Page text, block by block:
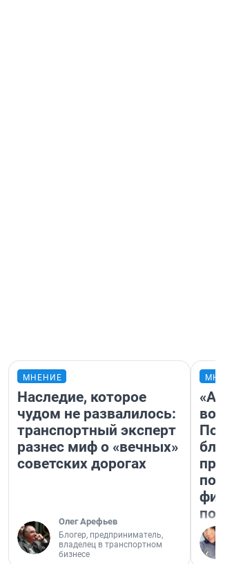
Барнаул
МНЕНИЕ
Наследие, которое
чудом не развалилось:
транспортный эксперт
разнес миф о «вечных»
советских дорогах
Олег Арефьев
Блогер, предприниматель,
владелец в транспортном
бизнесе
вот